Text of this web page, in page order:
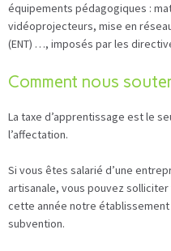
équipements pédagogiques :
vidéoprojecteurs, mise en
(ENT) …, imposés par les
Comment nous
La taxe d’apprentissage est le
l’affectation.
Si vous êtes salarié d’une
artisanale, vous pouvez
cette année notre
subvention.